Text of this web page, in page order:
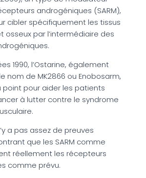
androgéniques (SARM),
cibler spécifiquement les tissus
osseux par l’intermédiaire des
1990, l’Ostarine, également
nom de MK2866 ou Enobosarm,
point pour aider les patients
à lutter contre le syndrome
a pas assez de preuves
que les SARM comme
réellement les récepteurs
comme prévu.